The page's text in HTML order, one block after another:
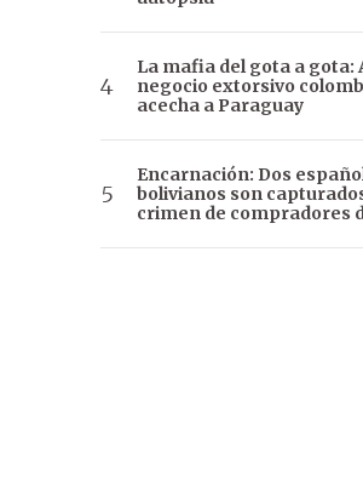
La mafia del gota a gota:
negocio extorsivo
acecha a Paraguay
Encarnación: Dos
bolivianos son
crimen de compradores